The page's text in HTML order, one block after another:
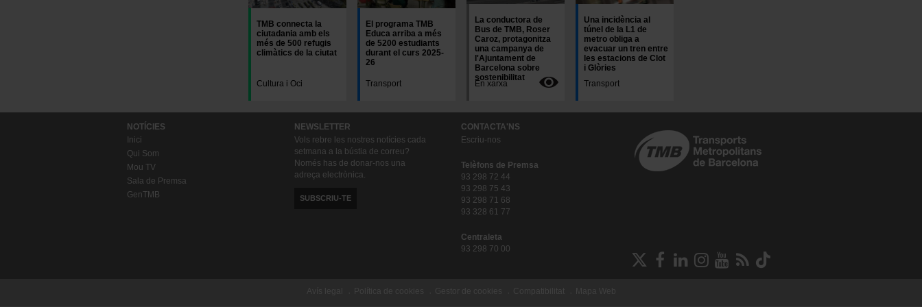
TMB connecta la
ciutadania amb els
més de 500 refugis
climàtics de la ciutat
Cultura i Oci
El programa TMB
Educa arriba a més
de 5200 estudiants
durant el curs 2025-
26
Transport
La conductora de
Bus de TMB, Roser
Caroz, protagonitza
una campanya de
l'Ajuntament de
Barcelona sobre
sostenibilitat
En xarxa
Una incidència al
túnel de la L1 de
metro obliga a
evacuar un tren entre
les estacions de Clot
i Glòries
Transport
NOTÍCIES
Inici
Qui Som
Mou TV
Sala de Premsa
GenTMB
NEWSLETTER
Vols rebre les nostres notícies cada
setmana a la bústia de correu?
Només has de donar-nos una
adreça electrònica.
SUBSCRIU-TE
CONTACTA'NS
Escriu-nos
Telèfons de Premsa
93 298 72 44
93 298 75 43
93 298 71 68
93 328 61 77
Centraleta
93 298 70 00
Xarxes
Avís legal Política de cookies Gestor de cookies Compatibilitat Mapa Web